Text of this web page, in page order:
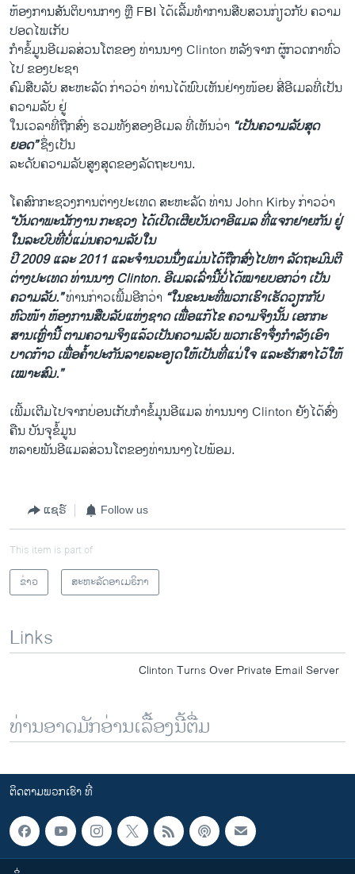
ຫ້ອງການ​ສັນຕິ​ບານ​ກາງ ຫຼື FBI ​ໄດ້​ເລີ້ມ​ທຳການ​ສື​ບສວນກ່ຽວ​ກັບ ຄວາມ​
ປອດ​ໄພ​ເກັບ
​ກຳ​ຂໍ້​ມູນອີເມລ​ສ່ວນ​ໂຕ​ຂອງ ທ່ານ​ນາງ Clinton ຫລັງ​ຈາກ ຜູ້​ກວດກາ​ທົ່ວ​
ໄປ​ ຂອງປະຊາ​
ຄົມ​ສືບ​ລັບ ສະຫະລັດ ກ່າວ​ວ່າ ທ່ານ​ໄດ້​ພົບເຫັນຢ່າງ​ໜ້ອຍ ສີ່ອີເມລ​ທີ່ເປັນ
ຄວາມລັບ ຢູ່​
ໃນ​ເວລາ​ທີ່​ຖືກ​ສົ່ງ ຮວມທັງ​ສອງ​ອີເມລ ທີ່ເຫັນ​ວ່າ “​ເປັນຄວາມ​ລັບ​ສຸດ​
ຍອດ”ຊຶ່ງ​ເປັນ​
ລະດັບ​ຄວາມ​ລັບ​ສູງສຸດ​ຂອງ​ລັດຖະບານ.
​ໂຄສົກ​ກະຊວງ​ການຕ່າງປະ​ເທດ ສະຫະລັດ ທ່ານ John Kirby ກ່າວ​ວ່າ
“ບັນດາ​ພະນັກງານ ກະຊວງ ​ໄດ້​ເປີດ​ເຜີ​ຍບັນດາອີແມ​ລ ທີ່​ແຈກຢາຍ​ກັນ ຢູ່​
ໃນ​ລະບົບ​ທີ່​ບໍ່​ແມ່ນ​ຄວາມ​ລັບໃນ
​ປີ 2009 ​ແລະ 2011 ​ແລະ​ຈຳນວນ​ນຶ່ງແມ່ນໄດ້​ຖືກ​ສົ່ງ​ໄປ​ຫາ ລັດຖະມົນຕີ
ຕ່າງປະ​ເທດ ທ່ານ​ນາງ Clinton. ອີເມ​ລ​ເລົ່າ​ນີ້​ບໍ່​ໄດ້​ໝາຍ​ບອກ​ວ່າ ​ເປັນ
ຄວາມ​ລັບ.”ທ່ານ​ກ່າວ​ເພີ້​ມອີກ​ວ່າ “​ໃນ​ຂະນະ​ທີ່​ພວກ​ເຮົາ​ເຮັດ​ວຽກກັບ
ຫົວໜ້າ ຫ້ອງການ​ສືບ​ລັບ​ແຫ່ງ​ຊາດ ​ເພື່ອ​ແກ້​ໄຂ ຄວາມ​ຈິງ​ນັ້ນ ​ເອກ​ກະ
ສານ​ເຫຼົ່າ​ນີ້ ຕາມ​ຄວາມ​ຈິງ​ແລ້ວ​ເປັນຄວາມ​ລັບ ພວກ​ເຮົາ​ຈຶ່ງກຳລັງ​ເອົາ​
ບາດກ້າວ ​ເພື່ອຄໍ້​າປະກັນ​ລາຍ​ລະ​ອຽດ​ໃຫ້​ເປັນ​ທີ່ແນ່​ໃຈ ​ແລະ​ຮັກສາ​ໄວ້​ໃຫ້​
ເໝາະ​ສົມ.”
​ເພີ້​ມເຕີມໄປ​ຈາກບ່ອນເກັບກຳ​ຂໍ້ມຸນ​ອີ​ແມ​ລ ທ່ານ​ນາງ Clinton ຍັງ​ໄດ້​ສົ່ງ​
ຄືນ ບັນ​ຈຸຂໍ້​ມູນ
ຫລາຍ​ພັນ​ອີ​ແມ​ລສ່ວນ​ໂຕຂອງ​ທ່ານ​ນາງ​ໄປ​ພ້ອມ.
ແຊຣ໌ Follow us
This item is part of
ຂ່າວ
ສະຫະລັດອາເມຣິກາ
Links
Clinton Turns Over Private Email Server
ທ່ານອາດມັກອ່ານເລື້ອງນີ້ຕື່ມ
ຕິດຕາມພວກເຮົາ ທີ່